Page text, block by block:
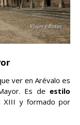
ver en Arévalo es
Es de estilo
XIII y formado por